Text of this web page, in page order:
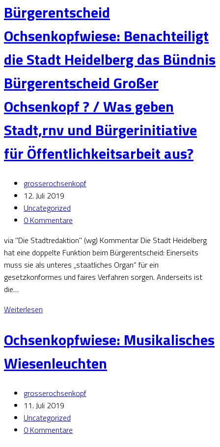
Bürgerentscheid
Ochsenkopfwiese: Benachteiligt
die Stadt Heidelberg das Bündnis
Bürgerentscheid Großer
Ochsenkopf ? / Was geben
Stadt,rnv und Bürgerinitiative
für Öffentlichkeitsarbeit aus?
grosserochsenkopf
12. Juli 2019
Uncategorized
0 Kommentare
via "Die Stadtredaktion" (wg) Kommentar Die Stadt Heidelberg
hat eine doppelte Funktion beim Bürgerentscheid: Einerseits
muss sie als unteres „staatliches Organ“ für ein
gesetzkonformes und faires Verfahren sorgen. Anderseits ist
die…
Weiterlesen
Ochsenkopfwiese: Musikalisches
Wiesenleuchten
grosserochsenkopf
11. Juli 2019
Uncategorized
0 Kommentare